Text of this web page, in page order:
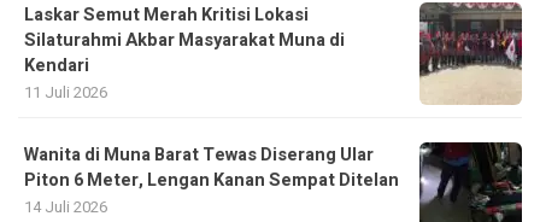
Laskar Semut Merah Kritisi Lokasi
Silaturahmi Akbar Masyarakat Muna di
Kendari
11 Juli 2026
Wanita di Muna Barat Tewas Diserang Ular
Piton 6 Meter, Lengan Kanan Sempat Ditelan
14 Juli 2026